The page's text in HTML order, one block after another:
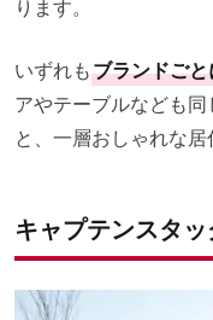
ります。
いずれもブランドご
アやテーブルなども
と、一層おしゃれな居
キャプテンスタ